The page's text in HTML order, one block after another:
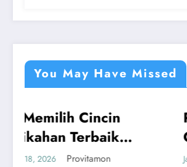
You May Have Missed
UMUM
Panduan Mudah Beli
Cincin Berlian
Bandung yang
January 26, 2026